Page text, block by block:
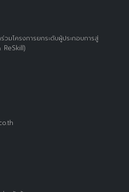
วมโครงการยกระดับผู้ประกอบการสู่
ReSkill)